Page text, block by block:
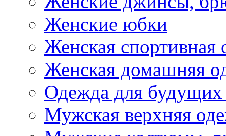
Женские юбки
Женская спортивная
Женская домашняя
Одежда для
Мужская верхняя